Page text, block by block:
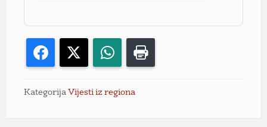
Facebook WhatsApp
Kategorija Vijesti iz regiona